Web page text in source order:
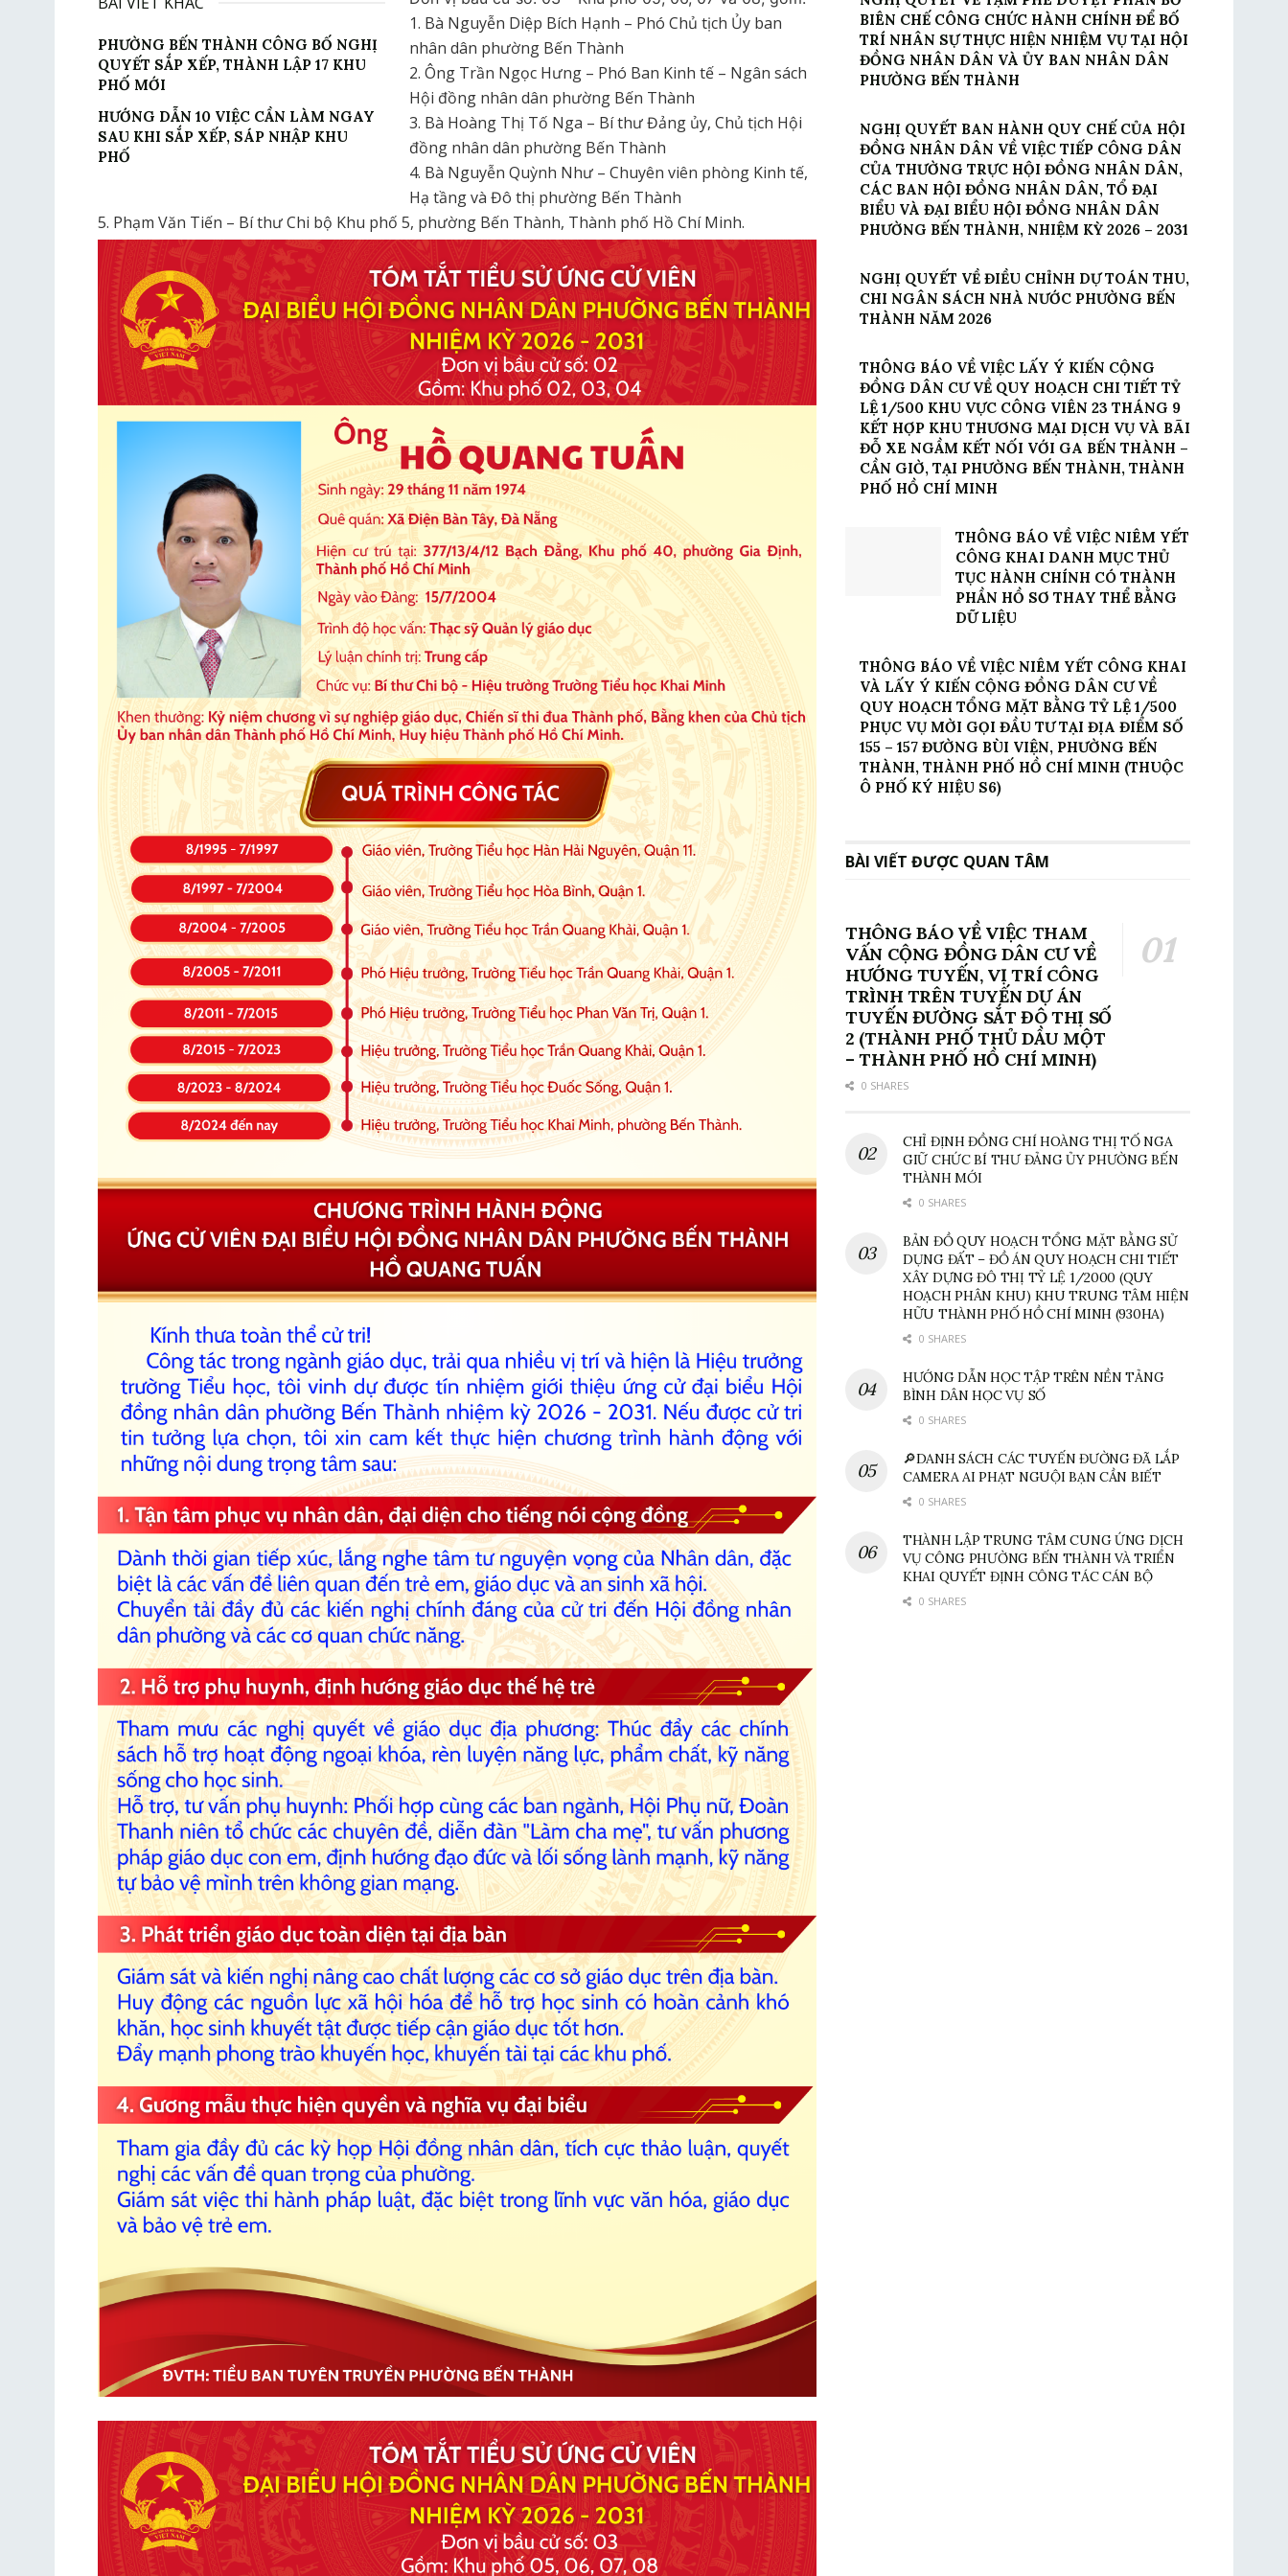
PHƯỜNG BẾN THÀNH CÔNG BỐ NGHỊ
QUYẾT SẮP XẾP, THÀNH LẬP 17 KHU
PHỐ MỚI
HƯỚNG DẪN 10 VIỆC CẦN LÀM NGAY
SAU KHI SẮP XẾP, SÁP NHẬP KHU
PHỐ
1. Bà Nguyễn Diệp Bích Hạnh – Phó Chủ tịch Ủy ban
nhân dân phường Bến Thành
2. Ông Trần Ngọc Hưng – Phó Ban Kinh tế – Ngân sách
Hội đồng nhân dân phường Bến Thành
3. Bà Hoàng Thị Tố Nga – Bí thư Đảng ủy, Chủ tịch Hội
đồng nhân dân phường Bến Thành
4. Bà Nguyễn Quỳnh Như – Chuyên viên phòng Kinh tế,
Hạ tầng và Đô thị phường Bến Thành
5. Phạm Văn Tiến – Bí thư Chi bộ Khu phố 5, phường Bến Thành, Thành phố Hồ Chí Minh.
BIÊN CHẾ CÔNG CHỨC HÀNH CHÍNH ĐỂ BỐ
TRÍ NHÂN SỰ THỰC HIỆN NHIỆM VỤ TẠI HỘI
ĐỒNG NHÂN DÂN VÀ ỦY BAN NHÂN DÂN
PHƯỜNG BẾN THÀNH
NGHỊ QUYẾT BAN HÀNH QUY CHẾ CỦA HỘI
ĐỒNG NHÂN DÂN VỀ VIỆC TIẾP CÔNG DÂN
CỦA THƯỜNG TRỰC HỘI ĐỒNG NHÂN DÂN,
CÁC BAN HỘI ĐỒNG NHÂN DÂN, TỔ ĐẠI
BIỂU VÀ ĐẠI BIỂU HỘI ĐỒNG NHÂN DÂN
PHƯỜNG BẾN THÀNH, NHIỆM KỲ 2026 – 2031
NGHỊ QUYẾT VỀ ĐIỀU CHỈNH DỰ TOÁN THU,
CHI NGÂN SÁCH NHÀ NƯỚC PHƯỜNG BẾN
THÀNH NĂM 2026
THÔNG BÁO VỀ VIỆC LẤY Ý KIẾN CỘNG
ĐỒNG DÂN CƯ VỀ QUY HOẠCH CHI TIẾT TỶ
LỆ 1/500 KHU VỰC CÔNG VIÊN 23 THÁNG 9
KẾT HỢP KHU THƯƠNG MẠI DỊCH VỤ VÀ BÃI
ĐỖ XE NGẦM KẾT NỐI VỚI GA BẾN THÀNH –
CẦN GIỜ, TẠI PHƯỜNG BẾN THÀNH, THÀNH
PHỐ HỒ CHÍ MINH
THÔNG BÁO VỀ VIỆC NIÊM YẾT
CÔNG KHAI DANH MỤC THỦ
TỤC HÀNH CHÍNH CÓ THÀNH
PHẦN HỒ SƠ THAY THỂ BẰNG
DỮ LIỆU
THÔNG BÁO VỀ VIỆC NIÊM YẾT CÔNG KHAI
VÀ LẤY Ý KIẾN CỘNG ĐỒNG DÂN CƯ VỀ
QUY HOẠCH TỔNG MẶT BẰNG TỶ LỆ 1/500
PHỤC VỤ MỜI GỌI ĐẦU TƯ TẠI ĐỊA ĐIỂM SỐ
155 – 157 ĐƯỜNG BÙI VIỆN, PHƯỜNG BẾN
THÀNH, THÀNH PHỐ HỒ CHÍ MINH (THUỘC
Ô PHỐ KÝ HIỆU S6)
BÀI VIẾT ĐƯỢC QUAN TÂM
THÔNG BÁO VỀ VIỆC THAM
VẤN CỘNG ĐỒNG DÂN CƯ VỀ
HƯỚNG TUYẾN, VỊ TRÍ CÔNG
TRÌNH TRÊN TUYẾN DỰ ÁN
TUYẾN ĐƯỜNG SẮT ĐÔ THỊ SỐ
2 (THÀNH PHỐ THỦ DẦU MỘT
– THÀNH PHỐ HỒ CHÍ MINH)
0 SHARES
CHỈ ĐỊNH ĐỒNG CHÍ HOÀNG THỊ TỐ NGA
GIỮ CHỨC BÍ THƯ ĐẢNG ỦY PHƯỜNG BẾN
THÀNH MỚI
0 SHARES
BẢN ĐỒ QUY HOẠCH TỔNG MẶT BẰNG SỬ
DỤNG ĐẤT – ĐỒ ÁN QUY HOẠCH CHI TIẾT
XÂY DỰNG ĐÔ THỊ TỶ LỆ 1/2000 (QUY
HOẠCH PHÂN KHU) KHU TRUNG TÂM HIỆN
HỮU THÀNH PHỐ HỒ CHÍ MINH (930HA)
0 SHARES
HƯỚNG DẪN HỌC TẬP TRÊN NỀN TẢNG
BÌNH DÂN HỌC VỤ SỐ
0 SHARES
🔎DANH SÁCH CÁC TUYẾN ĐƯỜNG ĐÃ LẮP
CAMERA AI PHẠT NGUỘI BẠN CẦN BIẾT
0 SHARES
THÀNH LẬP TRUNG TÂM CUNG ỨNG DỊCH
VỤ CÔNG PHƯỜNG BẾN THÀNH VÀ TRIỂN
KHAI QUYẾT ĐỊNH CÔNG TÁC CÁN BỘ
0 SHARES